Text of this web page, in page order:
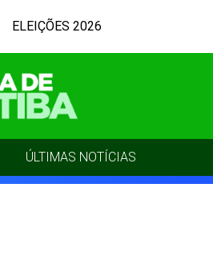
ELEIÇÕES 2026
ÚLTIMAS NOTÍCIAS